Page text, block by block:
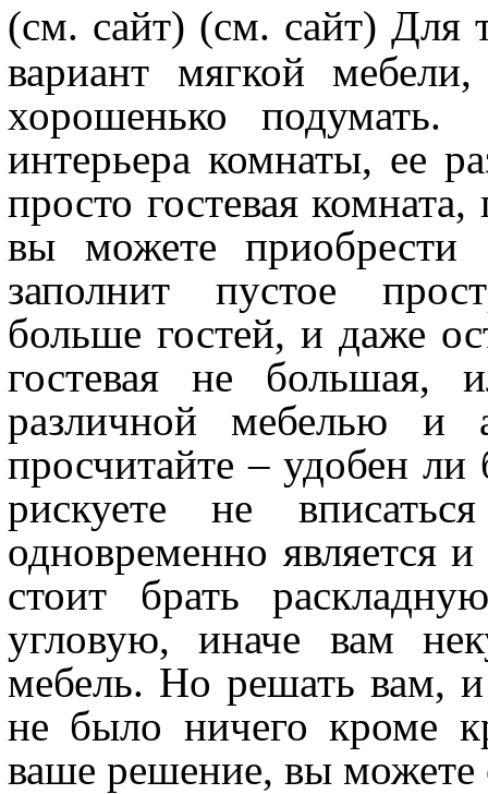
(см. сайт) (см. сайт) Для
вариант мягкой
хорошенько подумать.
интерьера комнаты, ее
просто гостевая
вы можете приобрести
заполнит пустое
больше гостей, и даже
гостевая не большая,
различной мебелью и
просчитайте – удобен ли
рискуете не
одновременно является
стоит брать
угловую, иначе вам
мебель. Но решать вам,
не было ничего кроме
ваше решение, вы можете